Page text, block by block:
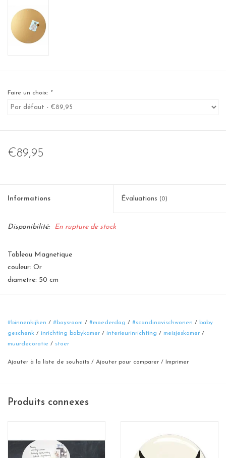
Faire un choix: *
€89,95
Informations Évaluations (0)
Disponibilité: En rupture de stock
Tableau Magnetique
couleur: Or
diametre: 50 cm
#binnenkijken / #boysroom / #moederdag / #scandinavischwonen / baby
geschenk / inrichting babykamer / interieurinrichting / meisjeskamer /
muurdecoratie / stoer
Ajouter à la liste de souhaits / Ajouter pour comparer / Imprimer
Produits connexes